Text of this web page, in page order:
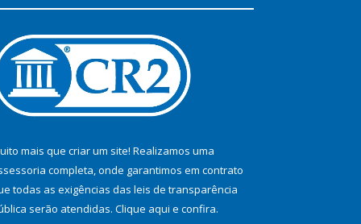
mais que criar um site! Realizamos uma
completa, onde garantimos em contrato
todas as exigências das leis de transparência
serão atendidas. Clique aqui e confira.